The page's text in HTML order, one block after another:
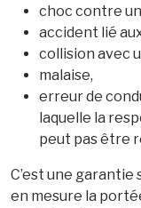
choc contre
accident lié
collision avec
malaise,
erreur de
laquelle la
peut pas être
C’est une garantie
en mesure la